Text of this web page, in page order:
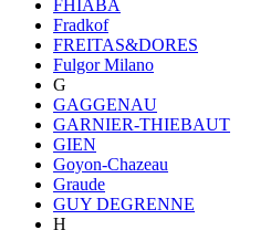
FHIABA
Fradkof
FREITAS&DORES
Fulgor Milano
G
GAGGENAU
GARNIER-THIEBAUT
GIEN
Goyon-Chazeau
Graude
GUY DEGRENNE
H